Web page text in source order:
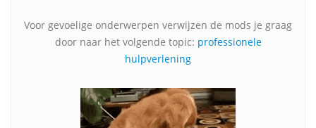
Voor gevoelige onderwerpen verwijzen de mods je graag
door naar het volgende topic: professionele
hulpverlening